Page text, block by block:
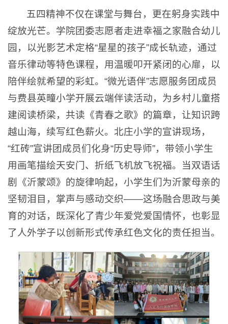
五四精神不仅在课堂与舞台，更在躬身实践中
绽放光芒。学院团委志愿者走进幸福之家融合幼儿
园，以光影艺术定格“星星的孩子”成长轨迹，通过
音乐律动等特色课程，用温暖叩开紧闭的心扉，以
陪伴绘就希望的彩虹。“微光语伴”志愿服务团成员
与费县英疃小学开展云端伴读活动，为乡村儿童搭
建阅读桥梁，共读《青春之歌》的篇章，让知识跨
越山海，续写红色薪火。北庄小学的宣讲现场，
“红砖”宣讲团成员们化身“历史导师”，带领小学生
用画笔描绘天安门、折纸飞机放飞祝福。当双语话
剧《沂蒙颂》的旋律响起，小学生们为沂蒙母亲的
坚韧泪目，掌声与感动交织——这场融合思政与美
育的对话，既深化了青少年爱党爱国情怀，也彰显
了人外学子以创新形式传承红色文化的责任担当。